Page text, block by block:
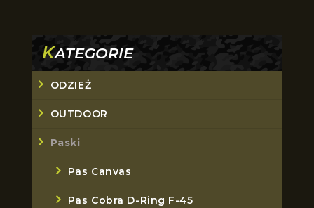
KATEGORIE
ODZIEŻ
OUTDOOR
Paski
Pas Canvas
Pas Cobra D-Ring F-45